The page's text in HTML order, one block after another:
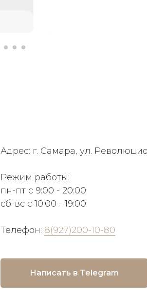
Адрес: г. Самара, ул.
Режим работы:
пн-пт с 9:00 - 20:00
сб-вс с 10:00 - 19:00
Телефон: 8(927)200-10-80
Написать в Telegram